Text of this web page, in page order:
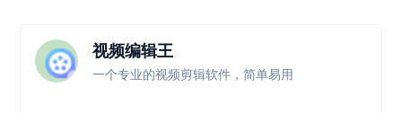
视频编辑王
一个专业的视频剪辑软件，简单易用